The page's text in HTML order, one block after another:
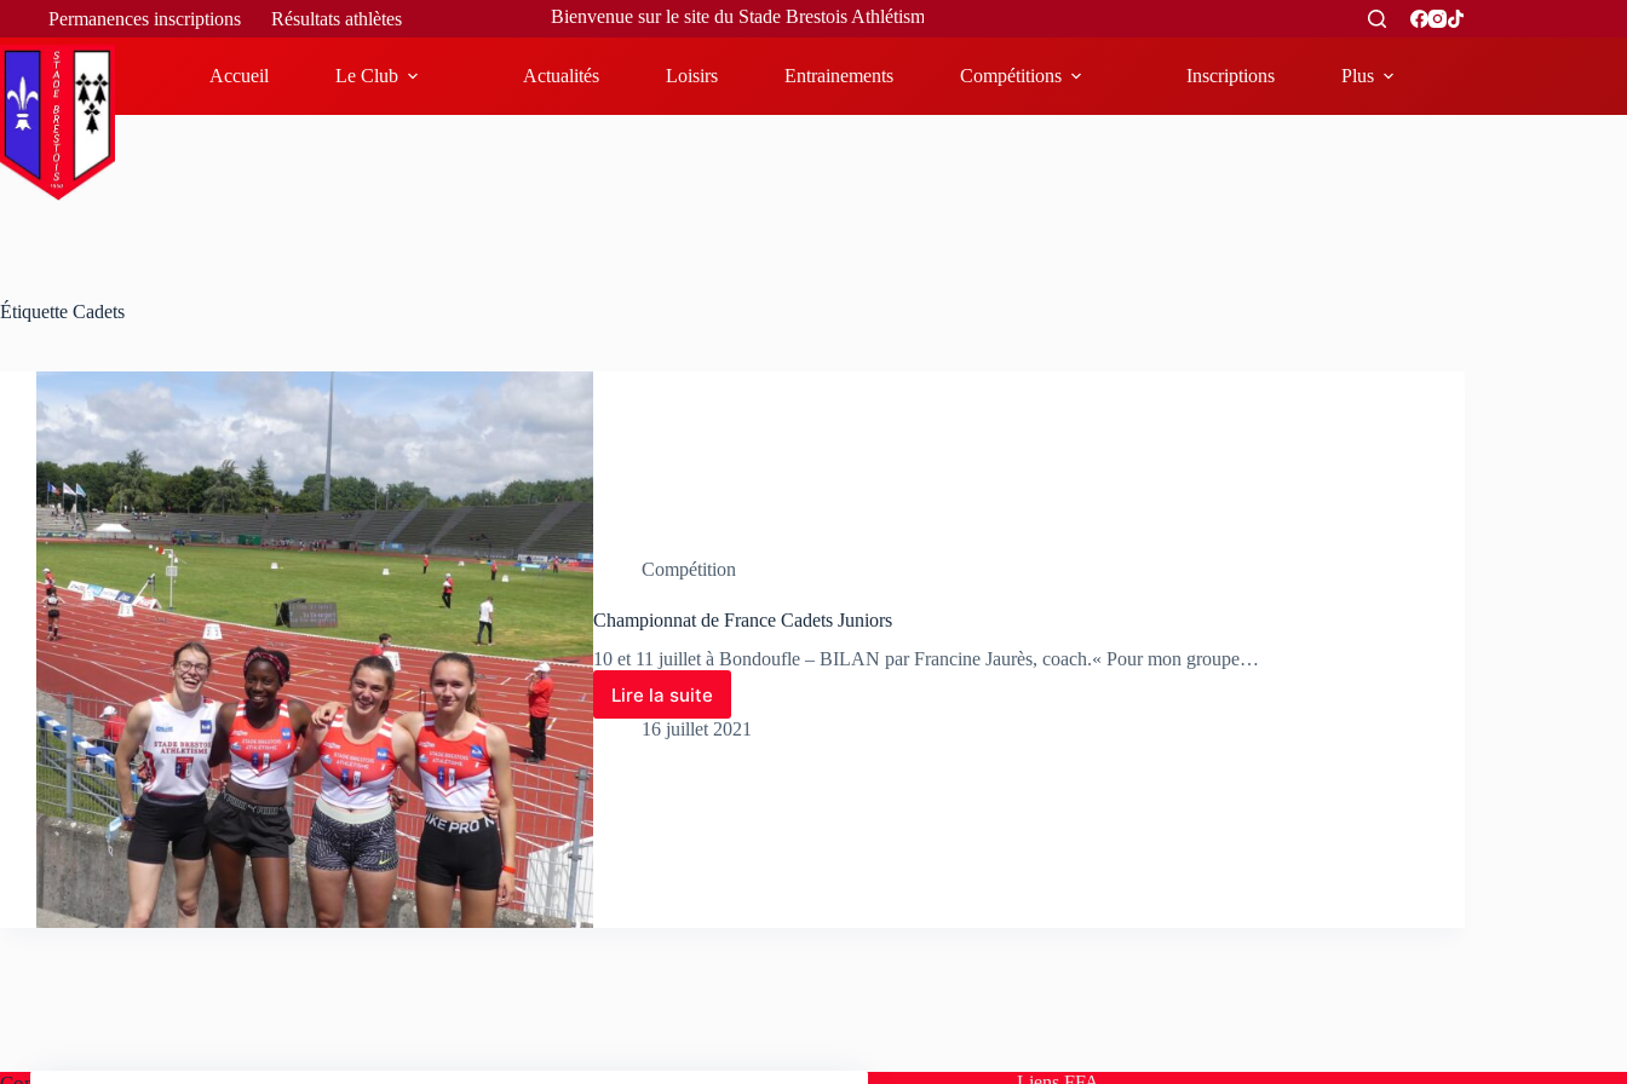
Permanences inscriptions Résultats athlètes Bienvenue sur le site du Stade Brestois Athlétisme
Accueil Le Club Actualités Loisirs Entrainements Compétitions Inscriptions Plus
Étiquette Cadets
Compétition
Championnat de France Cadets Juniors
10 et 11 juillet à Bondoufle – BILAN par Francine Jaurès, coach.« Pour mon groupe…
Lire la suite
16 juillet 2021